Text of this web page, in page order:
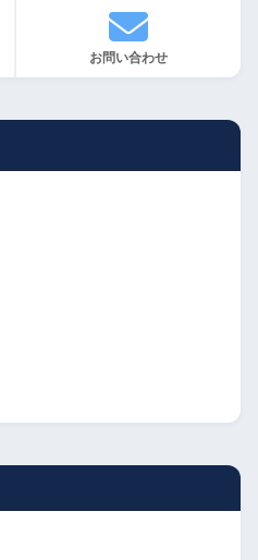
お問い合わせ